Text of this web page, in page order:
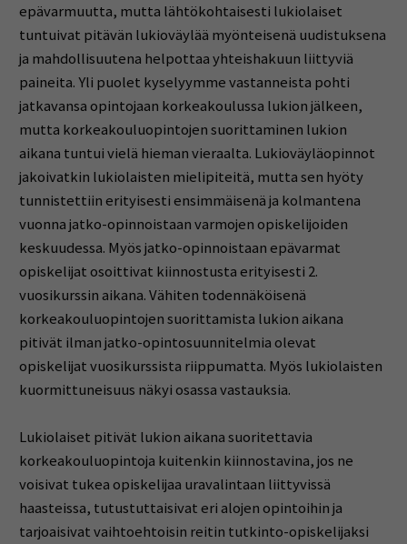
epävarmuutta, mutta lähtökohtaisesti lukiolaiset
tuntuivat pitävän lukioväylää myönteisenä uudistuksena
ja mahdollisuutena helpottaa yhteishakuun liittyviä
paineita. Yli puolet kyselyymme vastanneista pohti
jatkavansa opintojaan korkeakoulussa lukion jälkeen,
mutta korkeakouluopintojen suorittaminen lukion
aikana tuntui vielä hieman vieraalta. Lukioväyläopinnot
jakoivatkin lukiolaisten mielipiteitä, mutta sen hyöty
tunnistettiin erityisesti ensimmäisenä ja kolmantena
vuonna jatko-opinnoistaan varmojen opiskelijoiden
keskuudessa. Myös jatko-opinnoistaan epävarmat
opiskelijat osoittivat kiinnostusta erityisesti 2.
vuosikurssin aikana. Vähiten todennäköisenä
korkeakouluopintojen suorittamista lukion aikana
pitivät ilman jatko-opintosuunnitelmia olevat
opiskelijat vuosikurssista riippumatta. Myös lukiolaisten
kuormittuneisuus näkyi osassa vastauksia.
Lukiolaiset pitivät lukion aikana suoritettavia
korkeakouluopintoja kuitenkin kiinnostavina, jos ne
voisivat tukea opiskelijaa uravalintaan liittyvissä
haasteissa, tutustuttaisivat eri alojen opintoihin ja
tarjoaisivat vaihtoehtoisin reitin tutkinto-opiskelijaksi